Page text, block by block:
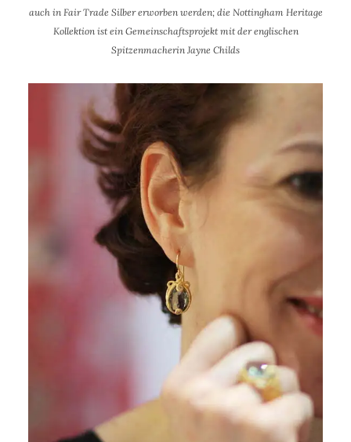
auch in Fair Trade Silber erworben werden; die Nottingham Heritage
Kollektion ist ein Gemeinschaftsprojekt mit der englischen
Spitzenmacherin Jayne Childs